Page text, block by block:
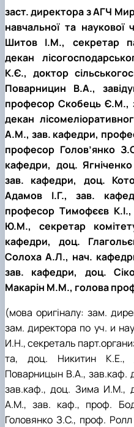
заст. директора з АГЧ
навчальної та наукової
Шитов І.М., секретар
декан
К.Є., доктор
Поварницин В.А.,
професор Скобець Є.М.,
декан
А.М., зав. кафедри,
професор Голов’янко
кафедри, доц.
зав. кафедри, доц.
Адамов І.Г., зав.
професор Тимофєєв
Ю.М., секретар
кафедри, доц.
Солоха А.Л., нач.
зав. кафедри, доц.
Макарін М.М., голова
(мова оригіналу: зам.
зам. директора по уч. и
И.Н., секреталь
та, доц. Никитин К.Е.,
Поварницын В.А., зав.каф.
зав.каф., доц. Зима И.М.,
А.М., зав. каф., проф.
Головянко З.С., проф.